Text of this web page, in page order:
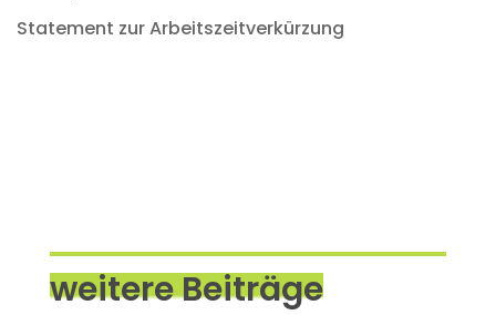
Statement zur Arbeitszeitverkürzung
weitere Beiträge